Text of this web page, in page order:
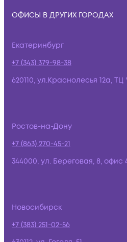
ОФИСЫ В ДРУГИХ ГОРОДАХ
Екатеринбург
+7 (343) 379-98-38
620110, ул.Краснолесья 12а,
Ростов-на-Дону
+7 (863) 270-45-21
344000, ул. Береговая, 8, офис
Новосибирск
+7 (383) 251-02-56